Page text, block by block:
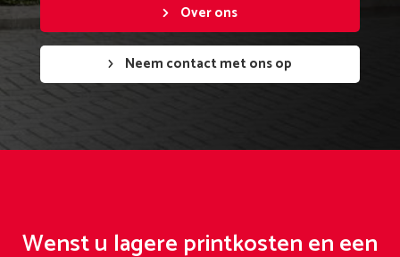
Over ons
Neem contact met ons op
Wenst u lagere printkosten en een